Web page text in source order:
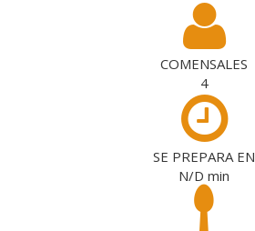
COMENSALES
4
SE PREPARA EN
N/D min